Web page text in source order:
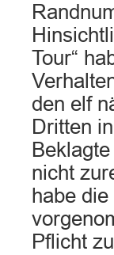
Tour“
den elf
Dritten
nicht
habe
Pflicht